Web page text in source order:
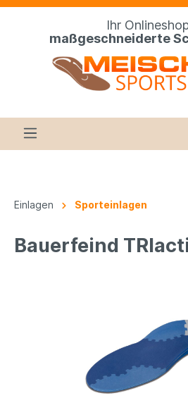
Ihr
maßgeschneiderte
Einlagen Sporteinlagen
Bauerfeind